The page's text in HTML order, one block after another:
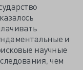
и
научные
чем